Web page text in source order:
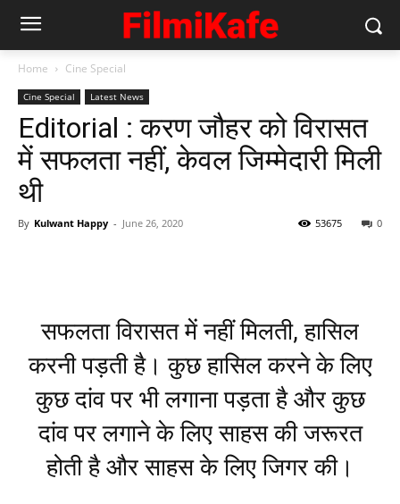
Home Cine Special
Cine Special Latest News
Editorial : करण जौहर को विरासत
में सफलता नहीं, केवल जिम्‍मेदारी मिली
थी
By Kulwant Happy - June 26, 2020 0
53675
सफलता विरासत में नहीं मिलती, हासिल
करनी पड़ती है। कुछ हासिल करने के लिए
कुछ दांव पर भी लगाना पड़ता है और कुछ
दांव पर लगाने के लिए साहस की जरूरत
होती है और साहस के लिए जिगर की।